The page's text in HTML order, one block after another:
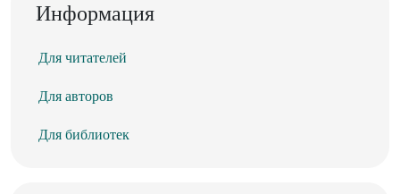
Информация
Для читателей
Для авторов
Для библиотек